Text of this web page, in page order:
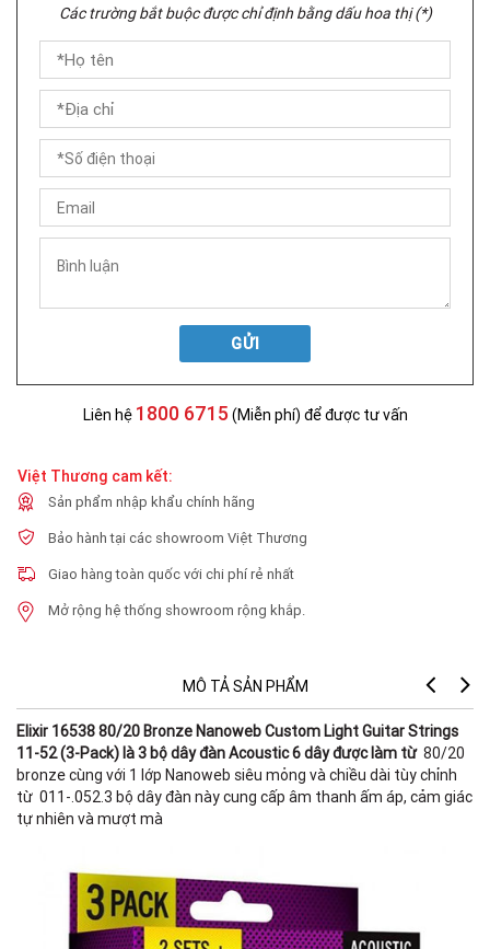
Các trường bắt buộc được chỉ định bằng dấu hoa thị (*)
GỬI
Liên hệ 1800 6715 (Miễn phí) để được tư vấn
Việt Thương cam kết:
Sản phẩm nhập khẩu chính hãng
Bảo hành tại các showroom Việt Thương
Giao hàng toàn quốc với chi phí rẻ nhất
Mở rộng hệ thống showroom rộng khắp.
MÔ TẢ SẢN PHẨM
Elixir 16538 80/20 Bronze Nanoweb Custom Light Guitar Strings
11-52 (3-Pack) là 3 bộ dây đàn Acoustic 6 dây được làm từ 80/20
bronze cùng với 1 lớp Nanoweb siêu mỏng và chiều dài tùy chỉnh
từ 011-.052.3 bộ dây đàn này cung cấp âm thanh ấm áp, cảm giác
tự nhiên và mượt mà